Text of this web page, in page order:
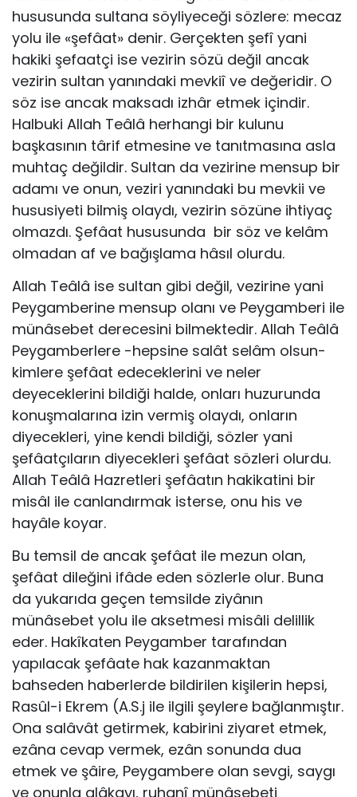
hususunda sultana söyliyeceği sözlere: mecaz
yolu ile «şefâat» denir. Gerçekten şefî yani
hakiki şefaatçi ise vezirin sözü değil ancak
vezirin sultan yanındaki mevkiî ve değeridir. O
söz ise ancak maksadı izhâr etmek içindir.
Halbuki Allah Teâlâ herhangi bir kulunu
başkasının târif etmesine ve tanıtmasına asla
muhtaç değildir. Sultan da vezirine mensup bir
adamı ve onun, veziri yanındaki bu mevkii ve
hususiyeti bilmiş olaydı, vezirin sözüne ihtiyaç
olmazdı. Şefâat hususunda bir söz ve kelâm
olmadan af ve bağışlama hâsıl olurdu.
Allah Teâlâ ise sultan gibi değil, vezirine yani
Peygamberine mensup olanı ve Peygamberi ile
münâsebet derecesini bilmektedir. Allah Teâlâ
Peygamberlere -hepsine salât selâm olsun-
kimlere şefâat edeceklerini ve neler
deyeceklerini bildiği halde, onları huzurunda
konuşmalarına izin vermiş olaydı, onların
diyecekleri, yine kendi bildiği, sözler yani
şefâatçıların diyecekleri şefâat sözleri olurdu.
Allah Teâlâ Hazretleri şefâatın hakikatini bir
misâl ile canlandırmak isterse, onu his ve
hayâle koyar.
Bu temsil de ancak şefâat ile mezun olan,
şefâat dileğini ifâde eden sözlerle olur. Buna
da yukarıda geçen temsilde ziyânın
münâsebet yolu ile aksetmesi misâli delillik
eder. Hakîkaten Peygamber tarafından
yapılacak şefâate hak kazanmaktan
bahseden haberlerde bildirilen kişilerin hepsi,
Rasûl-i Ekrem (A.S.j ile ilgili şeylere bağlanmıştır.
Ona salâvât getirmek, kabirini ziyaret etmek,
ezâna cevap vermek, ezân sonunda dua
etmek ve şâire, Peygambere olan sevgi, saygı
ve onunla alâkayı, ruhanî münâsebeti